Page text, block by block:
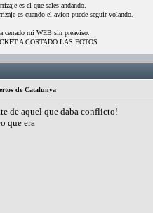
es el que sales andando.
es cuando el avion puede seguir volando.
cerrado mi WEB sin preaviso.
A CORTADO LAS FOTOS
de Catalunya
de aquel que daba conflicto!
que era